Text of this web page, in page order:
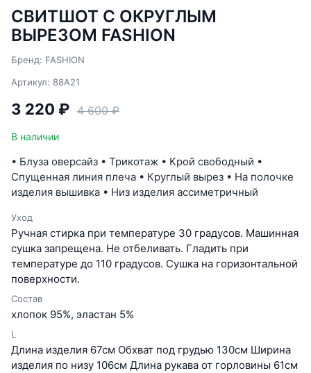
СВИТШОТ С ОКРУГЛЫМ
ВЫРЕЗОМ FASHION
Бренд: FASHION
Артикул: 88A21
3 220 ₽ 4 600 ₽
В наличии
• Блуза оверсайз • Трикотаж • Крой свободный •
Спущенная линия плеча • Круглый вырез • На полочке
изделия вышивка • Низ изделия ассиметричный
Уход
Ручная стирка при температуре 30 градусов. Машинная
сушка запрещена. Не отбеливать. Гладить при
температуре до 110 градусов. Сушка на горизонтальной
поверхности.
Состав
хлопок 95%, эластан 5%
L
Длина изделия 67см Обхват под грудью 130см Ширина
изделия по низу 106см Длина рукава от горловины 61см